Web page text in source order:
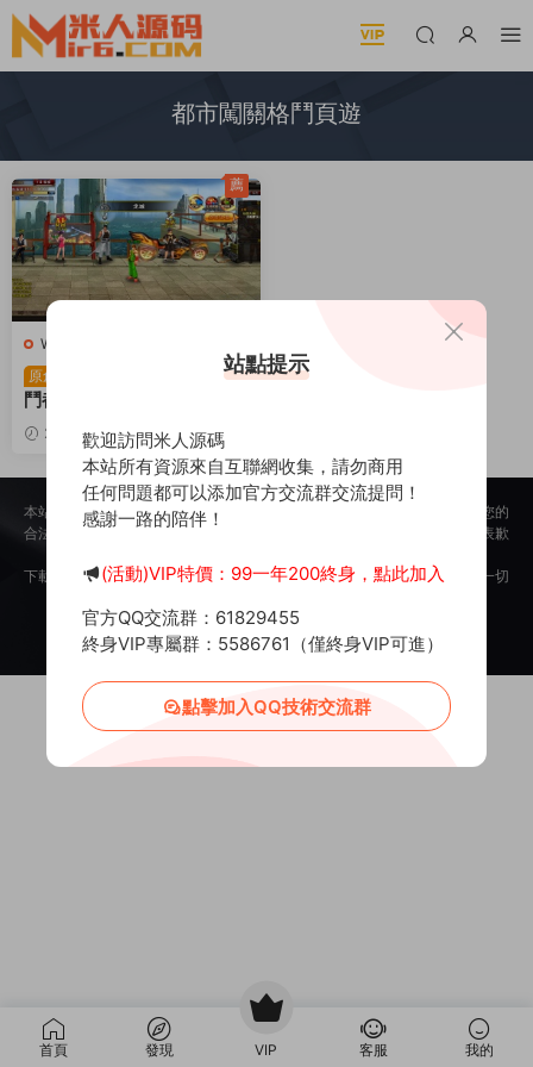
都市闖關格鬥頁遊
W-武鬥都市
原創
都市闖關格鬥頁遊【武
鬥都市之超級英雄】Win一
鍵服務端+貨币修改教程+視
頻架設教程
2025-10-05 864
薦
本站所提供的内容均來自公開網絡收集、轉發、二次開發而來，若侵犯了您的
合法權益，請來信通知我們，我們會及時删除，給您帶來的不便，我們深表歉
下載用戶僅供學習交流，若使用商業用途，請購買正版授權，否則産生的一切
Copyright © 2012-2025 MiR6.COMAll Rights Reserved
投訴郵箱： Mail@Mir6.com 蜀ICP備2022016462号-2
首頁 發現 VIP 客服 我的
站點提示
歡迎訪問米人源碼
本站所有資源來自互聯網收集，請勿商用
任何問題都可以添加官方交流群交流提問！
感謝一路的陪伴！
(活動)VIP特價：99一年200終身，點此加入
官方QQ交流群：61829455
終身VIP專屬群：5586761（僅終身VIP可進）
點擊加入QQ技術交流群